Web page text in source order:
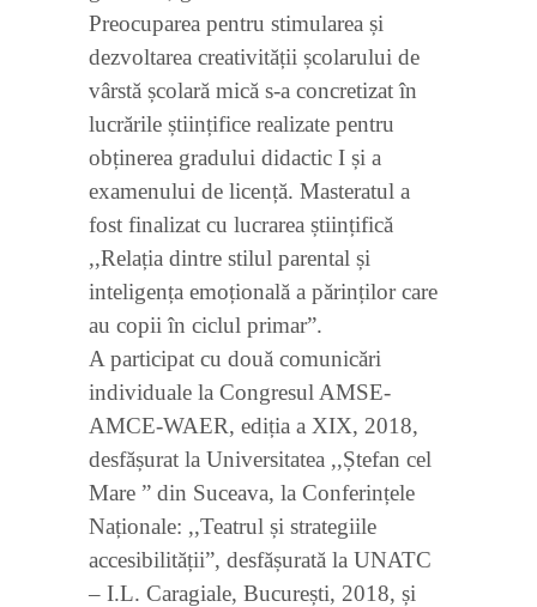
Preocuparea pentru stimularea și
dezvoltarea creativității școlarului de
vârstă școlară mică s-a concretizat în
lucrările științifice realizate pentru
obținerea gradului didactic I și a
examenului de licență. Masteratul a
fost finalizat cu lucrarea științifică
,,Relația dintre stilul parental și
inteligența emoțională a părinților care
au copii în ciclul primar”.
A participat cu două comunicări
individuale la Congresul AMSE-
AMCE-WAER, ediția a XIX, 2018,
desfășurat la Universitatea ,,Ștefan cel
Mare ” din Suceava, la Conferințele
Naționale: ,,Teatrul și strategiile
accesibilității”, desfășurată la UNATC
– I.L. Caragiale, București, 2018, și